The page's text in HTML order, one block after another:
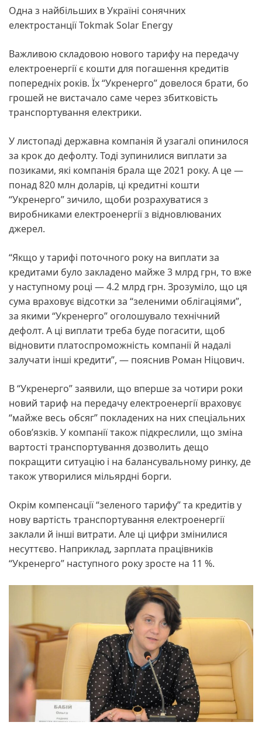
Одна з найбільших в Україні сонячних
електростанції Тоkmak Solar Energy
Важливою складовою нового тарифу на передачу
електроенергії є кошти для погашення кредитів
попередніх років. Їх “Укренерго” довелося брати, бо
грошей не вистачало саме через збитковість
транспортування електрики.
У листопаді державна компанія й узагалі опинилося
за крок до дефолту. Тоді зупинилися виплати за
позиками, які компанія брала ще 2021 року. А це —
понад 820 млн доларів, ці кредитні кошти
“Укренерго” зичило, щоби розрахуватися з
виробниками електроенергії з відновлюваних
джерел.
“Якщо у тарифі поточного року на виплати за
кредитами було закладено майже 3 млрд грн, то вже
у наступному році — 4.2 млрд грн. Зрозуміло, що ця
сума враховує відсотки за “зеленими облігаціями”,
за якими “Укренерго” оголошувало технічний
дефолт. А ці виплати треба буде погасити, щоб
відновити платоспроможність компанії й надалі
залучати інші кредити”, — пояснив Роман Ніцович.
В “Укренерго” заявили, що вперше за чотири роки
новий тариф на передачу електроенергії враховує
“майже весь обсяг” покладених на них спеціальних
обовʼязків. У компанії також підкреслили, що зміна
вартості транспортування дозволить дещо
покращити ситуацію і на балансувальному ринку, де
також утворилися мільярдні борги.
Окрім компенсації “зеленого тарифу” та кредитів у
нову вартість транспортування електроенергії
заклали й інші витрати. Але ці цифри змінилися
несуттєво. Наприклад, зарплата працівників
“Укренерго” наступного року зросте на 11 %.